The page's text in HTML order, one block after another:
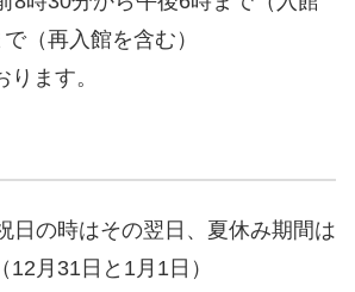
（再入館を含む）
ます。
日の時はその翌日、夏休み期間は
月31日と1月1日）